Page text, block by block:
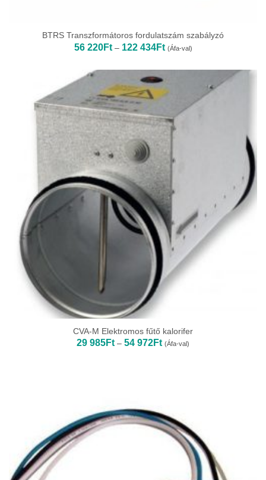
BTRS Transzformátoros fordulatszám szabályzó
56 220Ft – 122 434FtÁrtartomány:
56
-
(Áfa-val)
CVA-M Elektromos fűtő kalorifer
29 985Ft – 54 972FtÁrtartomány:
29
(Áfa-val)